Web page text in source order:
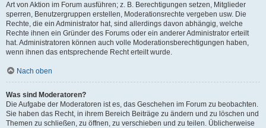
Art von Aktion im Forum ausführen; z. B. Berechtigungen setzen, Mitglieder
sperren, Benutzergruppen erstellen, Moderationsrechte vergeben usw. Die
Rechte, die ein Administrator hat, sind allerdings davon abhängig, welche
Rechte ihnen ein Gründer des Forums oder ein anderer Administrator erteilt
hat. Administratoren können auch volle Moderationsberechtigungen haben,
wenn ihnen das entsprechende Recht erteilt wurde.
Nach oben
Was sind Moderatoren?
Die Aufgabe der Moderatoren ist es, das Geschehen im Forum zu beobachten.
Sie haben das Recht, in ihrem Bereich Beiträge zu ändern und zu löschen und
Themen zu schließen, zu öffnen, zu verschieben und zu teilen. Üblicherweise